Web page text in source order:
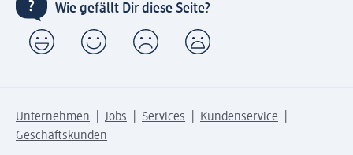
Wie gefällt Dir diese Seite?
Unternehmen Jobs Services
Kundenservice
Geschäftskunden